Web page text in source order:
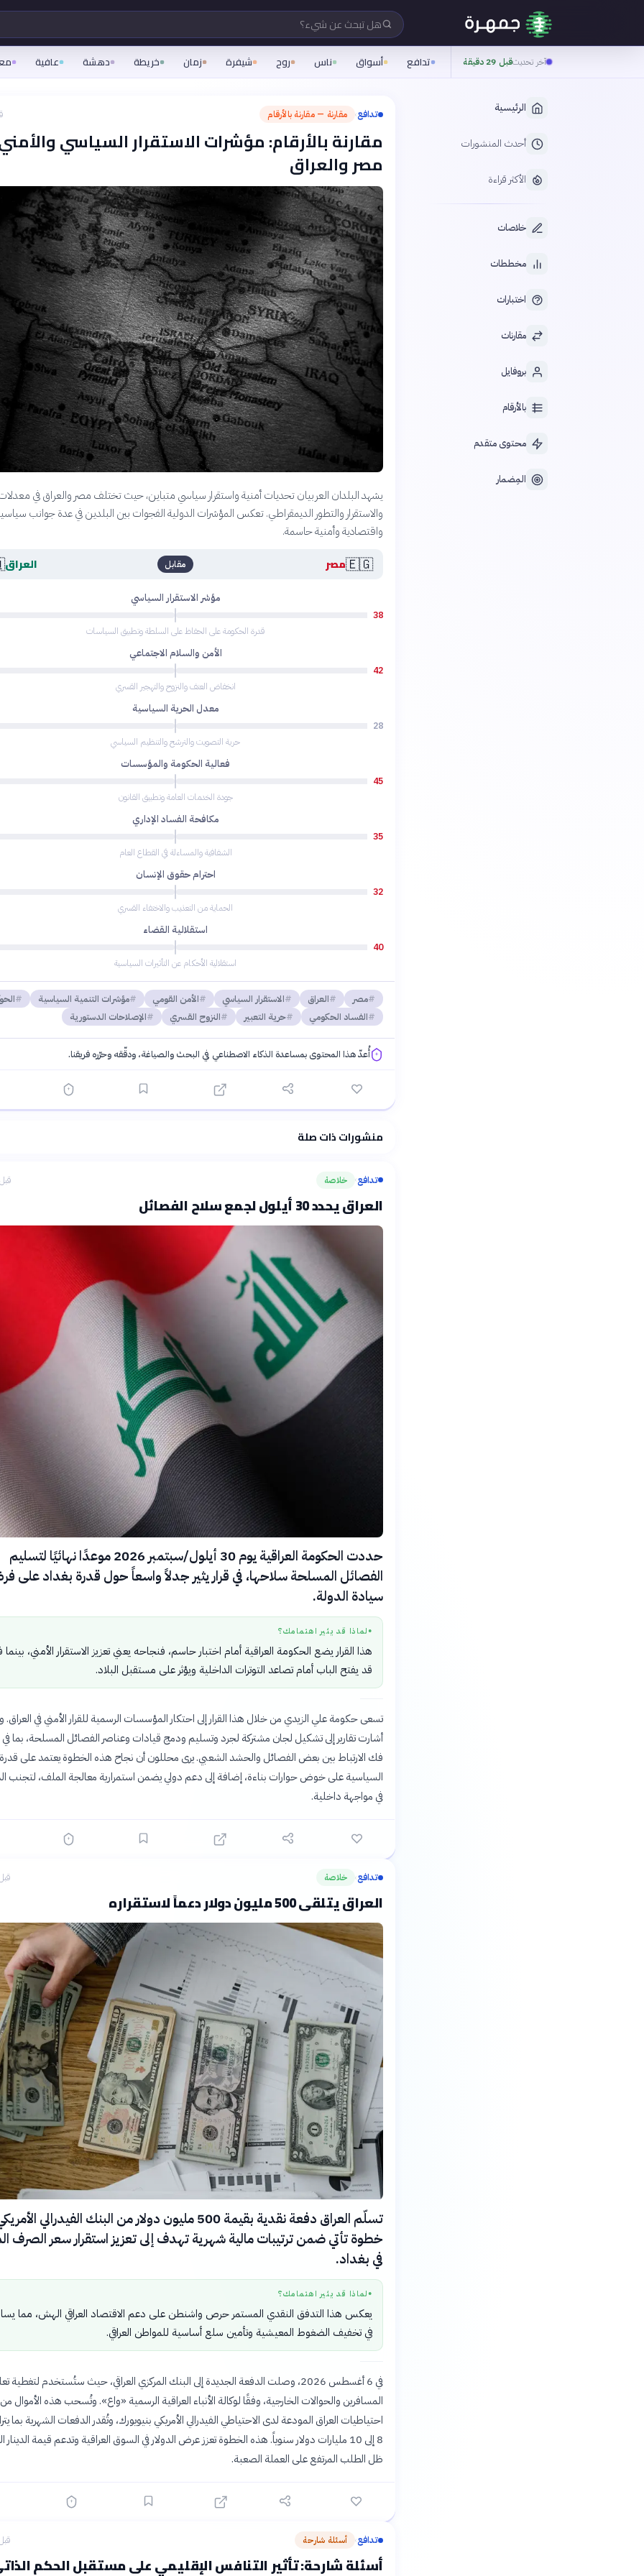
هل تبحث عن شيء؟
آخر تحديثقبل 29 دقيقة تدافع أسواق ناس روح شيفرة زمان خريطة دهشة عافية
الرئيسية
أحدث المنشورات
الأكثر قراءة
خلاصات
مخططات
اختبارات
مقارنات
بروفايل
بالأرقام
محتوى متقدم
المِضمار
تدافع› مقارنة — مقارنة بالأرقام
مقارنة بالأرقام: مؤشرات الاستقرار السياسي
مصر والعراق
يشهد البلدان العربيان تحديات أمنية واستقرار سياسي متباين، حيث تختلف مصر والعراق في
والاستقرار والتطور الديمقراطي. تعكس المؤشرات الدولية الفجوات بين البلدين في عدة جوانب
واقتصادية وأمنية حاسمة.
🇪🇬مصر مقابل العراق
مؤشر الاستقرار السياسي
38
قدرة الحكومة على الحفاظ على السلطة وتطبيق السياسات
الأمن والسلام الاجتماعي
42
انخفاض العنف والنزوح والتهجير القسري
معدل الحرية السياسية
28
حرية التصويت والترشح والتنظيم السياسي
فعالية الحكومة والمؤسسات
45
جودة الخدمات العامة وتطبيق القانون
مكافحة الفساد الإداري
35
الشفافية والمساءلة في القطاع العام
احترام حقوق الإنسان
32
الحماية من التعذيب والاختفاء القسري
استقلالية القضاء
40
استقلالية الأحكام عن التأثيرات السياسية
مصر العراق الاستقرار السياسي الأمن القومي مؤشرات التنمية السياسية
الفساد الحكومي
حرية التعبير النزوح القسري الإصلاحات الدستورية
أُعدّ هذا المحتوى بمساعدة الذكاء الاصطناعي في البحث والصياغة، ودقّقه وحرّره فريقنا.
منشورات ذات صلة
تدافع› خلاصة قبل 9
العراق يحدد 30 أيلول لجمع سلاح الفصائل
حددت الحكومة العراقية يوم 30 أيلول/سبتمبر 2026 موعدًا نهائيًا لتسليم
الفصائل المسلحة سلاحها، في قرار يثير جدلاً واسعاً حول قدرة بغداد على
سيادة الدولة.
● لماذا قد يثير اهتمامك؟
هذا القرار يضع الحكومة العراقية أمام اختبار حاسم، فنجاحه يعني تعزيز الاستقرار الأمني،
قد يفتح الباب أمام تصاعد التوترات الداخلية ويؤثر على مستقبل البلاد.
تسعى حكومة علي الزيدي من خلال هذا القرار إلى احتكار المؤسسات الرسمية للقرار الأمني في العراق.
أشارت تقارير إلى تشكيل لجان مشتركة لجرد وتسليم ودمج قيادات وعناصر الفصائل المسلحة، بما
فك الارتباط بين بعض الفصائل والحشد الشعبي. يرى محللون أن نجاح هذه الخطوة يعتمد على
السياسية على خوض حوارات بناءة، إضافة إلى دعم دولي يضمن استمرارية معالجة الملف، لتجنب
في مواجهة داخلية.
تدافع› خلاصة قبل 16
العراق يتلقى 500 مليون دولار دعماً لاستقراره
تسلّم العراق دفعة نقدية بقيمة 500 مليون دولار من البنك الفيدرالي
خطوة تأتي ضمن ترتيبات مالية شهرية تهدف إلى تعزيز استقرار سعر الصرف
في بغداد.
● لماذا قد يثير اهتمامك؟
يعكس هذا التدفق النقدي المستمر حرص واشنطن على دعم الاقتصاد العراقي الهش، مما
في تخفيف الضغوط المعيشية وتأمين سلع أساسية للمواطن العراقي.
في 6 أغسطس 2026، وصلت الدفعة الجديدة إلى البنك المركزي العراقي، حيث ستُستخدم لتغطية
المسافرين والحوالات الخارجية، وفقًا لوكالة الأنباء العراقية الرسمية «واع». وتُسحب هذه الأموال من
احتياطيات العراق المودعة لدى الاحتياطي الفيدرالي الأمريكي بنيويورك، وتُقدر الدفعات الشهرية بما
8 إلى 10 مليارات دولار سنوياً. هذه الخطوة تعزز عرض الدولار في السوق العراقية وتدعم قيمة الدينار
ظل الطلب المرتفع على العملة الصعبة.
تدافع› أسئلة شارحة قبل 17
أسئلة شارحة: تأثير التنافس الإقليمي على مستقبل الحكم